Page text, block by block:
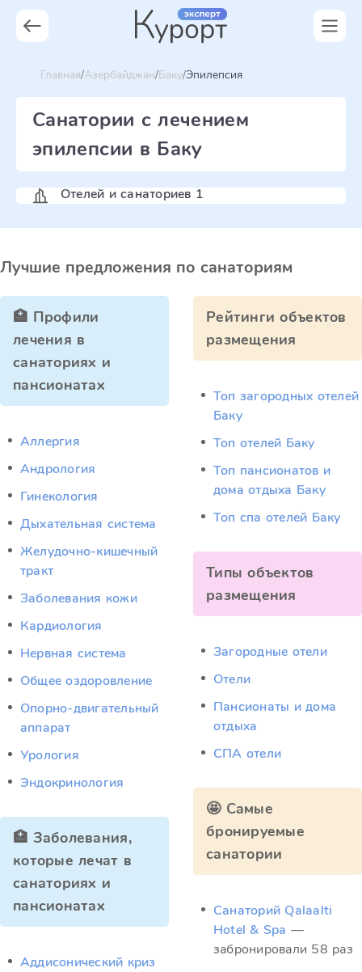
Главная Азербайджан Баку Эпилепсия
Санатории с лечением
эпилепсии в Баку
Отелей и санаториев 1
Лучшие предложения по санаториям
🏥 Профили
лечения в
санаториях и
пансионатах
Аллергия
Андрология
Гинекология
Дыхательная система
Желудочно-кишечный
тракт
Заболевания кожи
Кардиология
Нервная система
Общее оздоровление
Опорно-двигательный
аппарат
Урология
Эндокринология
🏥 Заболевания,
которые лечат в
санаториях и
пансионатах
Аддисонический криз
Рейтинги объектов
размещения
Топ загородных отелей
Баку
Топ отелей Баку
Топ пансионатов и
дома отдыха Баку
Топ спа отелей Баку
Типы объектов
размещения
Загородные отели
Отели
Пансионаты и дома
отдыха
СПА отели
🤩 Самые
бронируемые
санатории
Санаторий Qalaalti
Hotel & Spa —
забронировали 58 раз